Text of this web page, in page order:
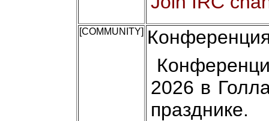
[COMMUNITY]
2026 в
празднике.